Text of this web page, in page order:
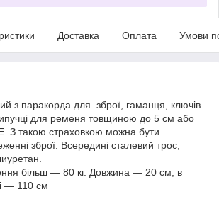
Доставка Оплата Умови
з паракорда для зброї, гаманця, ключів.
для ременя товщиною до 5 см або
З такою страховкою можна бути
зброї. Всередині сталевий трос,
більш ― 80 кг. Довжина ― 20 см, в
― 110 см